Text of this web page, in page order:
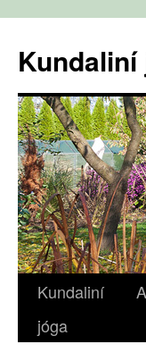
obsahu
webu
Kundaliní
jóga